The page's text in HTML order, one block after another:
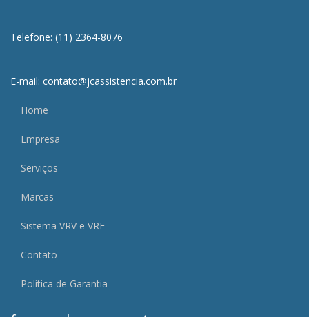
Telefone: (11) 2364-8076
E-mail: contato@jcassistencia.com.br
Home
Empresa
Serviços
Marcas
Sistema VRV e VRF
Contato
Política de Garantia